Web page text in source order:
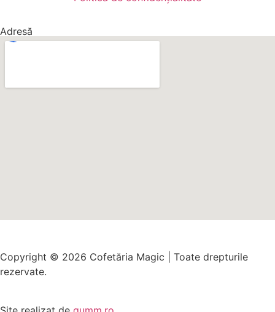
Adresă
Copyright © 2026 Cofetăria Magic | Toate drepturile
rezervate.